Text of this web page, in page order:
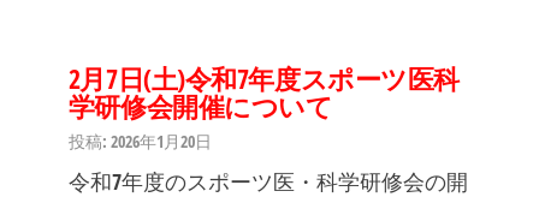
2月7日(土)令和7年度スポーツ医科
学研修会開催について
投稿: 2026年1月20日
令和7年度のスポーツ医・科学研修会の開